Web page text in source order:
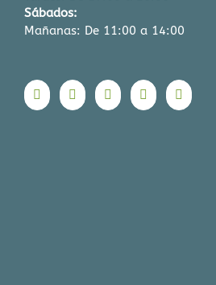
Sábados:
Mañanas: De 11:00 a 14:00